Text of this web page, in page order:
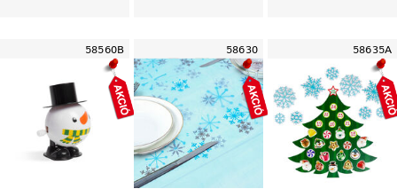
58560B 58630 58635A